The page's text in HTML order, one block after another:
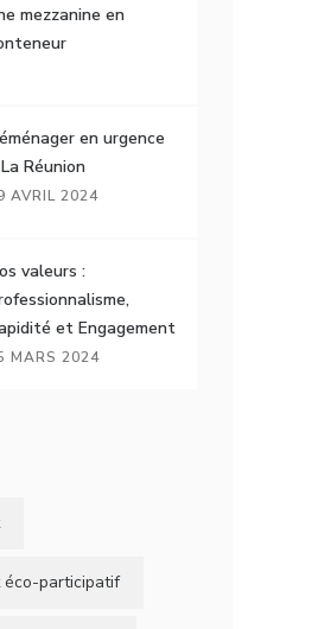
mezzanine en
en urgence
Réunion
AVRIL 2024
valeurs :
et Engagement
MARS 2024
éco-participatif